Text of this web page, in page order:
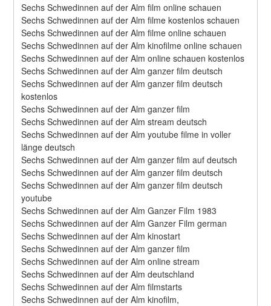
Sechs Schwedinnen auf der Alm film online schauen
Sechs Schwedinnen auf der Alm filme kostenlos schauen
Sechs Schwedinnen auf der Alm filme online schauen
Sechs Schwedinnen auf der Alm kinofilme online schauen
Sechs Schwedinnen auf der Alm online schauen kostenlos
Sechs Schwedinnen auf der Alm ganzer film deutsch
Sechs Schwedinnen auf der Alm ganzer film deutsch
kostenlos
Sechs Schwedinnen auf der Alm ganzer film
Sechs Schwedinnen auf der Alm stream deutsch
Sechs Schwedinnen auf der Alm youtube filme in voller
länge deutsch
Sechs Schwedinnen auf der Alm ganzer film auf deutsch
Sechs Schwedinnen auf der Alm ganzer film deutsch
Sechs Schwedinnen auf der Alm ganzer film deutsch
youtube
Sechs Schwedinnen auf der Alm Ganzer Film 1983
Sechs Schwedinnen auf der Alm Ganzer Film german
Sechs Schwedinnen auf der Alm kinostart
Sechs Schwedinnen auf der Alm ganzer film
Sechs Schwedinnen auf der Alm online stream
Sechs Schwedinnen auf der Alm deutschland
Sechs Schwedinnen auf der Alm filmstarts
Sechs Schwedinnen auf der Alm kinofilm,